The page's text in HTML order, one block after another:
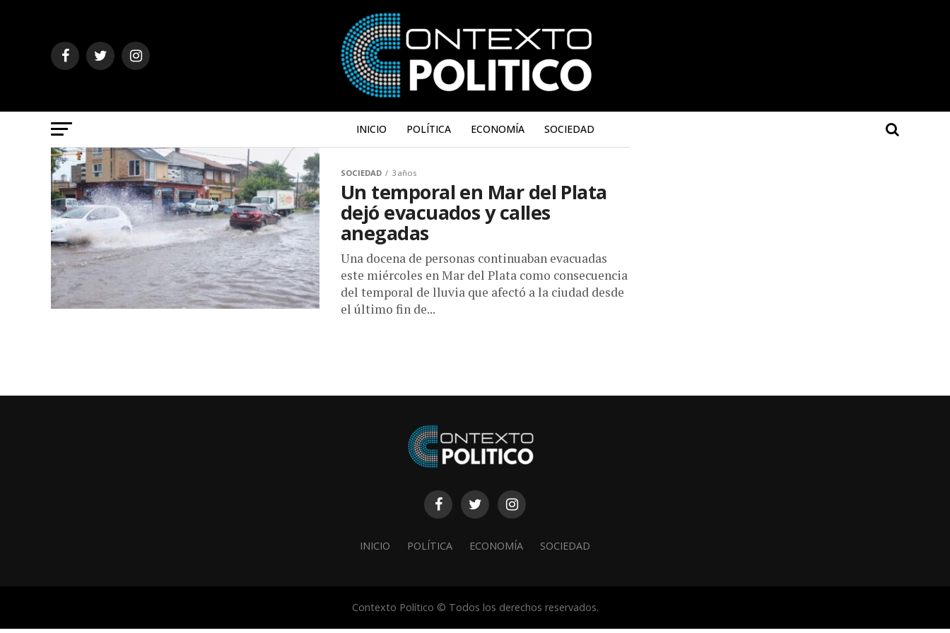
INICIO POLÍTICA ECONOMÍA SOCIEDAD
SOCIEDAD 3 años
Un temporal en Mar del Plata
dejó evacuados y calles
anegadas
Una docena de personas continuaban evacuadas
este miércoles en Mar del Plata como consecuencia
del temporal de lluvia que afectó a la ciudad desde
el último fin de...
INICIO POLÍTICA ECONOMÍA SOCIEDAD
Contexto Político © Todos los derechos reservados.